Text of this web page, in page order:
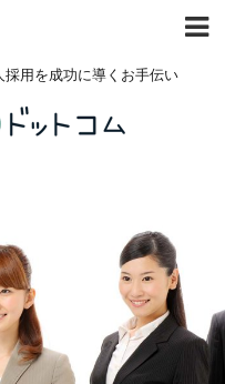
用を成功に導くお手伝い